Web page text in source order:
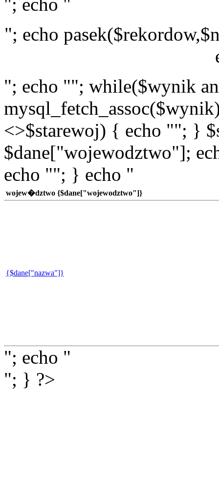
"; echo
"; echo ""; while($wynik
<>$starewoj) { echo ""; }
$dane["wojewodztwo"];
echo ""; } echo "
wojew�dztwo {$dane["wojewodztwo"]}
{$dane["nazwa"]}
"; echo "
"; } ?>